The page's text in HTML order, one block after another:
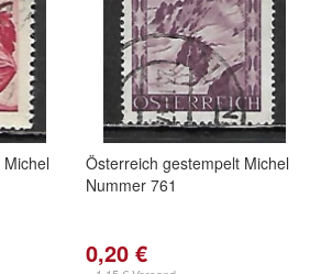
Österreich gestempelt Michel
Nummer 761
0,20 €